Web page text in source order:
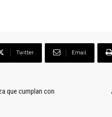
Twitter Email
que cumplan con